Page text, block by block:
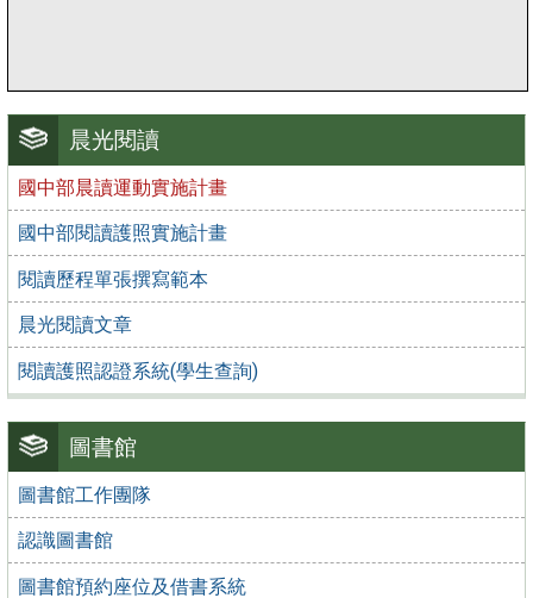
晨光閱讀
國中部晨讀運動實施計畫
國中部閱讀護照實施計畫
閱讀歷程單張撰寫範本
晨光閱讀文章
閱讀護照認證系統(學生查詢)
圖書館
圖書館工作團隊
認識圖書館
圖書館預約座位及借書系統